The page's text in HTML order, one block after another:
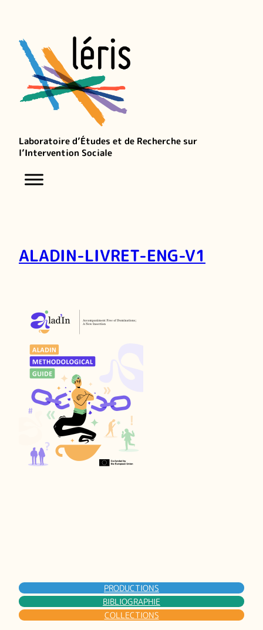
Laboratoire d’Études et de Recherche sur
l’Intervention Sociale
ALADIN-LIVRET-ENG-V1
PRODUCTIONS
BIBLIOGRAPHIE
COLLECTIONS